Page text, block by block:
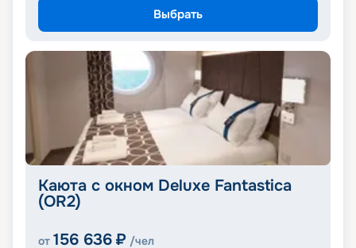
Выбрать
Каюта с окном Deluxe Fantastica
(OR2)
от 156 636 ₽ /чел